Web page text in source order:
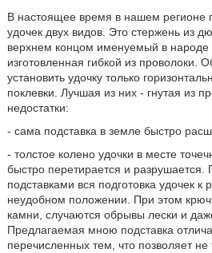
В настоящее время в нашем регионе
удочек двух видов. Это стержень из
верхнем концом именуемый в народе
изготовленная гибкой из проволоки.
установить удочку только
поклевки. Лучшая из них - гнутая из
недостатки:
- сама подставка в земле быстро
- толстое колено удочки в месте
быстро перетирается и разрушается.
подставками вся подготовка удочек
неудобном положении. При этом
камни, случаются обрывы лески и
Предлагаемая мною подставка
перечисленных тем, что позволяет не